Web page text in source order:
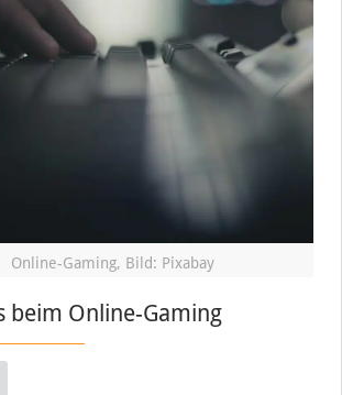
Online-Gaming, Bild: Pixabay
beim Online-Gaming